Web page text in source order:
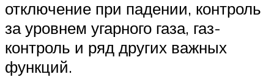
отключение при падении, контроль
за уровнем угарного газа, газ-
контроль и ряд других важных
функций.